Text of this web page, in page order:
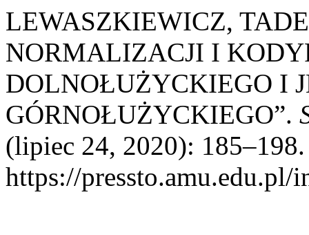
LEWASZKIEWICZ,
NORMALIZACJI I
DOLNOŁUŻYCKIEGO I
GÓRNOŁUŻYCKIEGO”.
(lipiec 24, 2020):
https://